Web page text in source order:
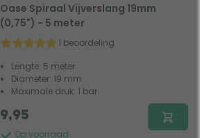
Oase Spiraal Vijverslang 19mm
(0,75") - 5 meter
1 beoordeling
Lengte: 5 meter
Diameter: 19 mm
Maximale druk: 1 bar
Op voorraad
9,95